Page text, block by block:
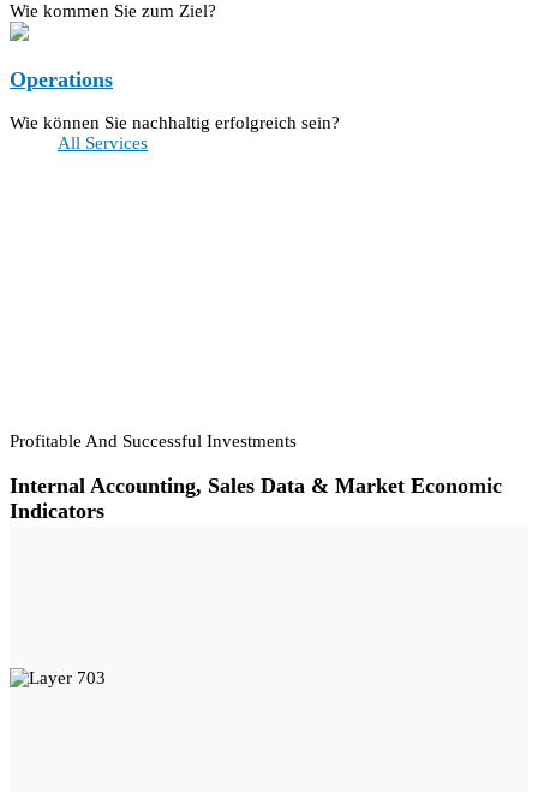
Wie kommen Sie zum Ziel?
Operations
Wie können Sie nachhaltig erfolgreich sein?
All Services
Profitable And Successful Investments
Internal Accounting, Sales Data & Market Economic
Indicators